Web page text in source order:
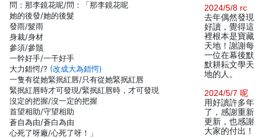
問：那李鏡花呢/問：「那李鏡花呢
她的後發/她的後髮
發雨/髮雨
身裁/身材
參須/參鬚
一幹好手/一干好手
大力錯愕/? (改成大為錯愕)
一隻有從她緊抿紅唇/只有從她緊抿紅唇
緊抿紅唇時才可發現/緊抿紅唇時，才可發現
沒定的把握/沒一定的把握
首望相助/守望相助
蒼自為由/蒼白為由
心死了呀廠/心死了呀！」
2024/5/8 rc
去年偶然發現
好讀，覺得這
裡根本是寶藏
天地！謝謝每
一位在幕後默
默耕耘文學天
地的人。
2024/5/7 呢
用好讀許多年
了，感謝重新
更新，也感謝
大家的付出！